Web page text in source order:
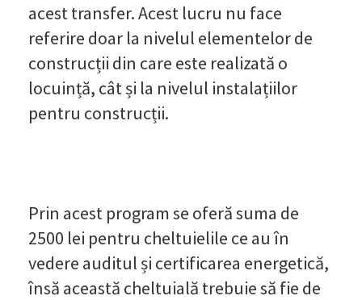
acest transfer. Acest lucru nu face
referire doar la nivelul elementelor de
construcții din care este realizată o
locuință, cât și la nivelul instalațiilor
pentru construcții.
Prin acest program se oferă suma de
2500 lei pentru cheltuielile ce au în
vedere auditul și certificarea energetică,
însă această cheltuială trebuie să fie de